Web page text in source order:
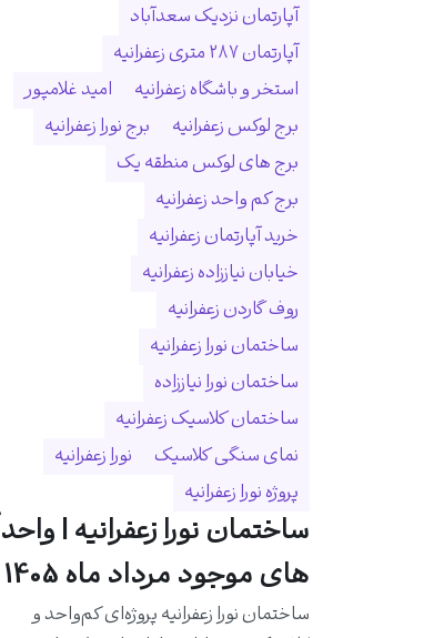
آپارتمان نزدیک سعدآباد
آپارتمان ۲۸۷ متری زعفرانیه
استخر و باشگاه زعفرانیه
امید غلامپور
برج لوکس زعفرانیه
برج نورا زعفرانیه
برج های لوکس منطقه یک
برج کم واحد زعفرانیه
خرید آپارتمان زعفرانیه
خیابان نیاززاده زعفرانیه
روف گاردن زعفرانیه
ساختمان نورا زعفرانیه
ساختمان نورا نیاززاده
ساختمان کلاسیک زعفرانیه
نمای سنگی کلاسیک
نورا زعفرانیه
پروژه نورا زعفرانیه
ساختمان نورا زعفرانیه | واحد
های موجود مرداد ماه 1405
ساختمان نورا زعفرانیه پروژه‌ای کم‌واحد و